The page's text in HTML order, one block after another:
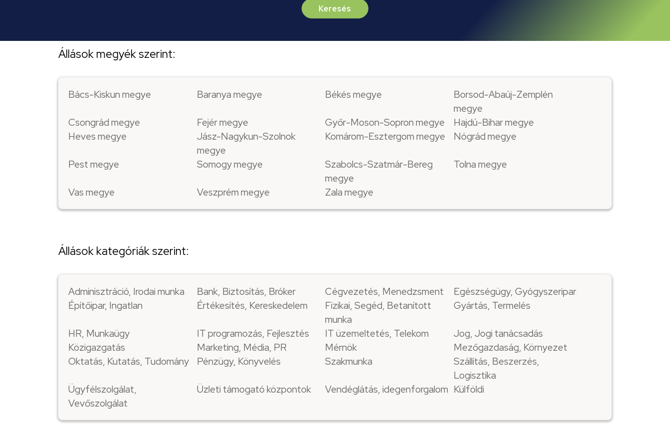
Keresés
Állások megyék szerint:
Bács-Kiskun megye Baranya megye Békés megye
Borsod-Abaúj-Zemplén
megye
Csongrád megye
Fejér megye Győr-Moson-Sopron megye
Hajdú-Bihar megye
Heves megye
Jász-Nagykun-Szolnok
megye
Komárom-Esztergom megye Nógrád megye
Pest megye Somogy megye
Szabolcs-Szatmár-Bereg
megye
Tolna megye
Vas megye Veszprém megye Zala megye
Állások kategóriák szerint:
Adminisztráció, Irodai munka Bank, Biztosítás, Bróker Cégvezetés, Menedzsment
Egészségügy, Gyógyszeripar
Építőipar, Ingatlan
Értékesítés, Kereskedelem
Fizikai, Segéd, Betanított
munka
Gyártás, Termelés
HR, Munkaügy IT programozás, Fejlesztés IT üzemeltetés, Telekom
Jog, Jogi tanácsadás
Közigazgatás
Marketing, Média, PR Mérnök
Mezőgazdaság, Környezet
Oktatás, Kutatás, Tudomány
Pénzügy, Könyvelés Szakmunka
Szállítás, Beszerzés,
Logisztika
Ügyfélszolgálat,
Vevőszolgálat
Üzleti támogató központok Vendéglátás, idegenforgalom Külföldi